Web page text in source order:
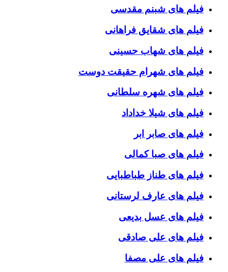
فیلم های شبنم مقدسی
فیلم های شقایق فراهانی
فیلم های شهاب حسینی
فیلم های شهرام حقیقت دوست
فیلم های شهره سلطانی
فیلم های شیلا خداداد
فیلم های صابر ابر
فیلم های صبا کمالی
فیلم های طناز طباطبایی
فیلم های عارف لرستانی
فیلم های عسل بدیعی
فیلم های علی صادقی
فیلم های علی مصفا